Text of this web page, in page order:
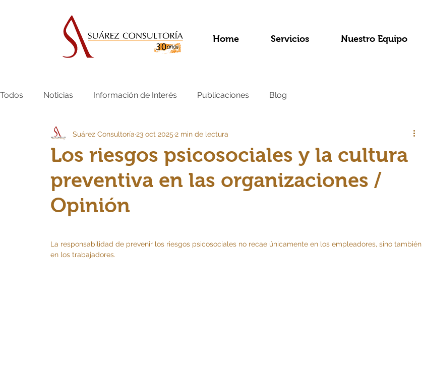
Home Servicios Nuestro Equipo
Todos Noticias Información de Interés Publicaciones Blog
Los riesgos psicosociales y la cultura
preventiva en las organizaciones /
Opinión
Suárez Consultoría 23 oct 2025 2 min de lectura
La responsabilidad de prevenir los riesgos psicosociales no recae únicamente en los empleadores, sino también
en los trabajadores.